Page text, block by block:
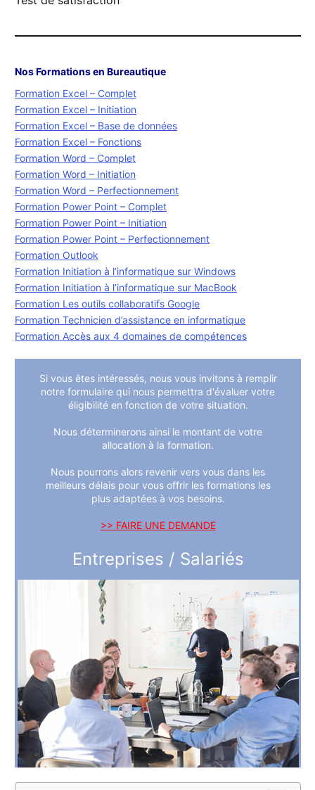
Nos Formations en Bureautique
Formation Excel – Complet
Formation Excel – Initiation
Formation Excel – Base de données
Formation Excel – Fonctions
Formation Word – Complet
Formation Word – Initiation
Formation Word – Perfectionnement
Formation Power Point – Complet
Formation Power Point – Initiation
Formation Power Point – Perfectionnement
Formation Outlook
Formation Initiation à l’informatique sur Windows
Formation Initiation à l’informatique sur MacBook
Formation Les outils collaboratifs Google
Formation Technicien d’assistance en informatique
Formation Accès aux 4 domaines de compétences
Si vous êtes intéressés, nous vous invitons à remplir
notre formulaire qui nous permettra d'évaluer votre
éligibilité en fonction de votre situation.
Nous déterminerons ainsi le montant de votre
allocation à la formation.
Nous pourrons alors revenir vers vous dans les
meilleurs délais pour vous offrir les formations les
plus adaptées à vos besoins.
>> FAIRE UNE DEMANDE
Entreprises / Salariés